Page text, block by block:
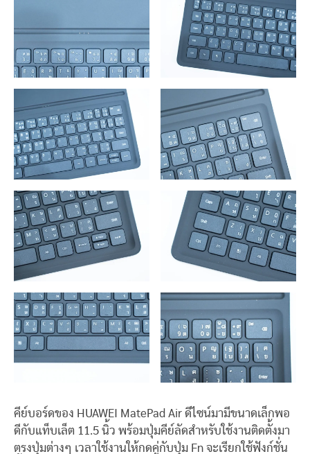
คีย์บอร์ดของ HUAWEI MatePad Air ดีไซน์มามีขนาดเล็กพอ
ดีกับแท็บเล็ต 11.5 นิ้ว พร้อมปุ่มคีย์ลัดสำหรับใช้งานติดตั้งมา
ตรงปุ่มต่างๆ เวลาใช้งานให้กดคู่กับปุ่ม Fn จะเรียกใช้ฟังก์ชั่น